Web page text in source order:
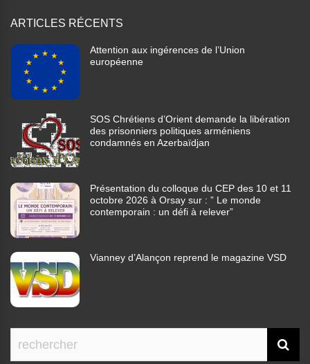
ARTICLES RÉCENTS
Attention aux ingérences de l’Union
européenne
SOS Chrétiens d’Orient demande la libération
des prisonniers politiques arméniens
condamnés en Azerbaïdjan
Présentation du colloque du CEP des 10 et 11
octobre 2026 à Orsay sur : ” Le monde
contemporain : un défi à relever”
Vianney d’Alançon reprend le magazine VSD